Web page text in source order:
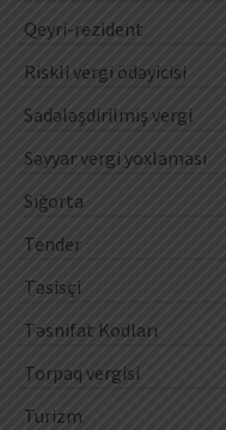
Qeyri-rezident
Riskli vergi ödəyicisi
Sadələşdirilmiş vergi
Səyyar vergi yoxlaması
Sığorta
Tender
Təsisçi
Təsnifat Kodları
Torpaq vergisi
Turizm